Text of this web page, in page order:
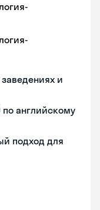
и
по английскому
подход для